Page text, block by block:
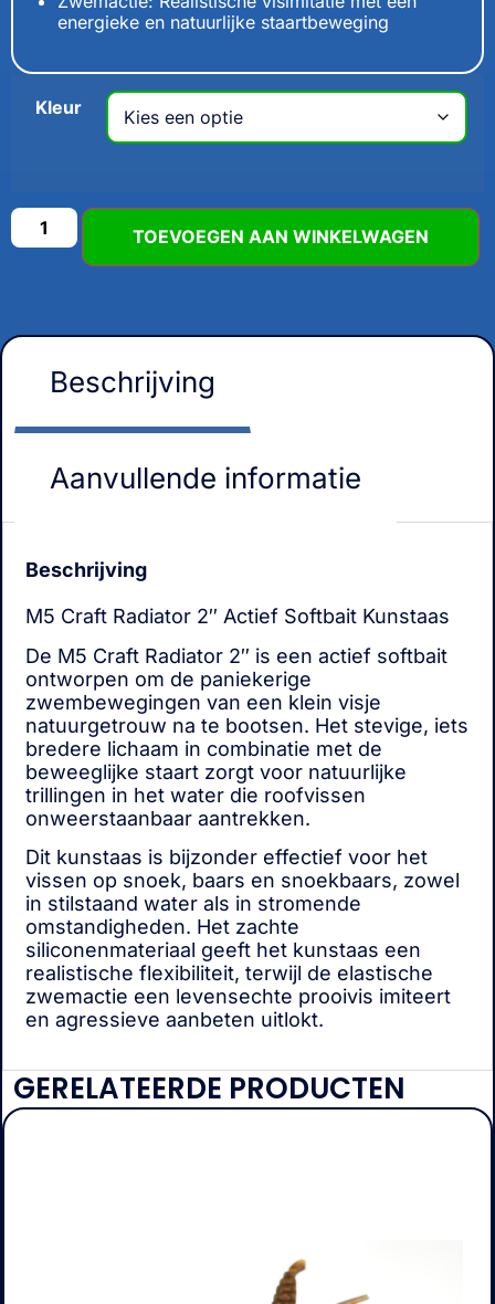
energieke en natuurlijke staartbeweging
Kleur
TOEVOEGEN AAN WINKELWAGEN
Beschrijving
Aanvullende informatie
Beschrijving
M5 Craft Radiator 2″ Actief Softbait Kunstaas
De M5 Craft Radiator 2″ is een actief softbait
ontworpen om de paniekerige
zwembewegingen van een klein visje
natuurgetrouw na te bootsen. Het stevige, iets
bredere lichaam in combinatie met de
beweeglijke staart zorgt voor natuurlijke
trillingen in het water die roofvissen
onweerstaanbaar aantrekken.
Dit kunstaas is bijzonder effectief voor het
vissen op snoek, baars en snoekbaars, zowel
in stilstaand water als in stromende
omstandigheden. Het zachte
siliconenmateriaal geeft het kunstaas een
realistische flexibiliteit, terwijl de elastische
zwemactie een levensechte prooivis imiteert
en agressieve aanbeten uitlokt.
GERELATEERDE PRODUCTEN